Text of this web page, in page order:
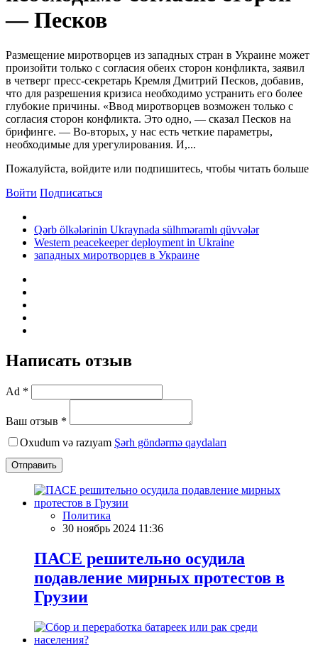
— Песков
Размещение миротворцев из западных стран в Украине может
произойти только с согласия обеих сторон конфликта, заявил
в четверг пресс-секретарь Кремля Дмитрий Песков, добавив,
что для разрешения кризиса необходимо устранить его более
глубокие причины. «Ввод миротворцев возможен только с
согласия сторон конфликта. Это одно, — сказал Песков на
брифинге. — Во-вторых, у нас есть четкие параметры,
необходимые для урегулирования. И,...
Пожалуйста, войдите или подпишитесь, чтобы читать больше
Войти Подписаться
Qərb ölkələrinin Ukraynada sülhməramlı qüvvələr
Western peacekeeper deployment in Ukraine
западных миротворцев в Украине
Написать отзыв
Ad *
Ваш отзыв *
Oxudum və razıyam Şərh göndərmə qaydaları
Отправить
Политика
30 ноябрь 2024 11:36
ПАСЕ решительно осудила
подавление мирных протестов в
Грузии